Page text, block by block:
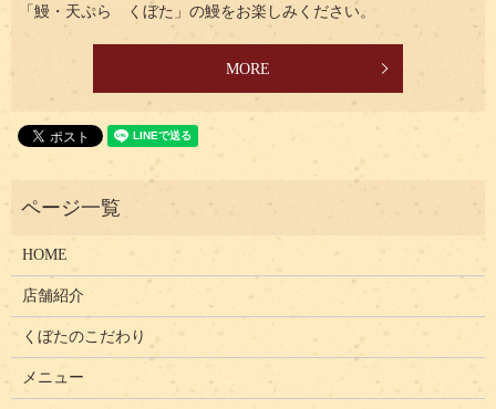
「鰻・天ぷら くぼた」の鰻をお楽しみください。
MORE
HOME
店舗紹介
くぼたのこだわり
メニュー